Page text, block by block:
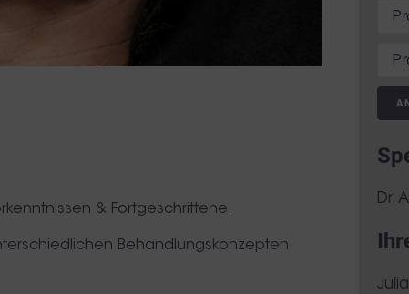
& Fortgeschrittene.
Behandlungskonzepten
Dr.